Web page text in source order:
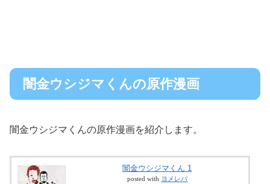
闇金ウシジマくんの原作漫画
闇金ウシジマくんの原作漫画を紹介します。
闇金ウシジマくん 1
posted with ヨメレバ